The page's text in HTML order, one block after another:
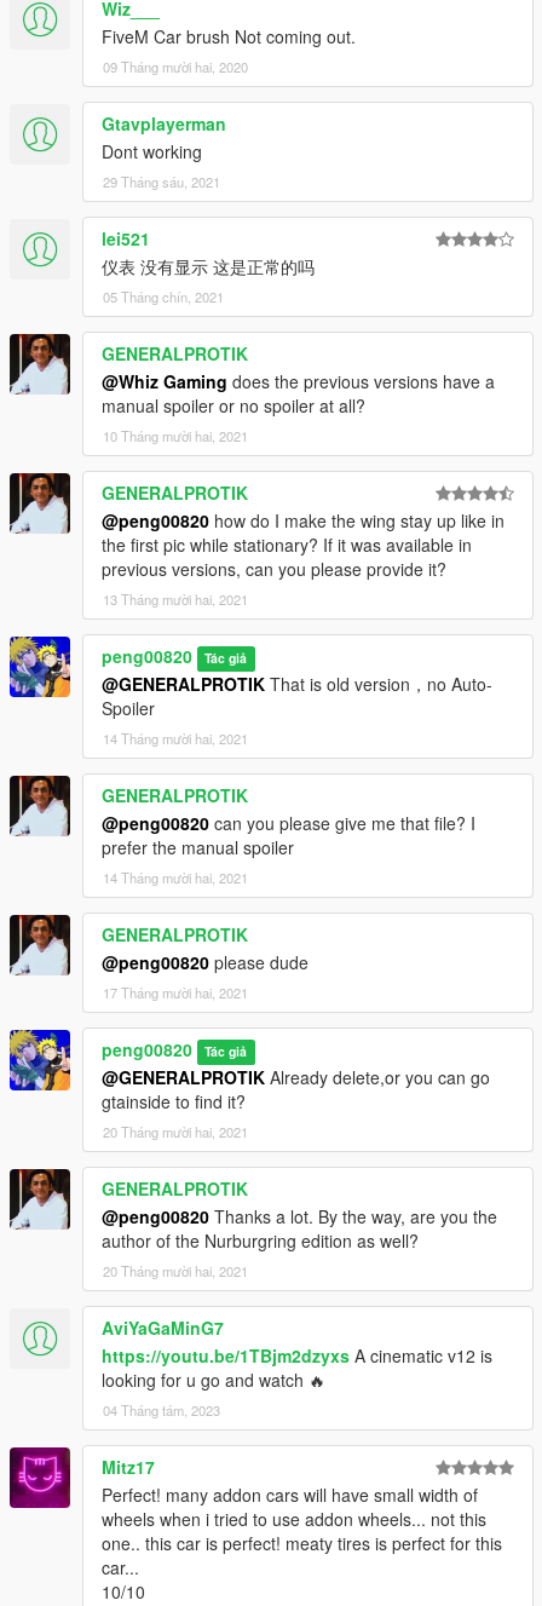
Wiz___
FiveM Car brush Not coming out.
09 Tháng mười hai, 2020
Gtavplayerman
Dont working
29 Tháng sáu, 2021
lei521
仪表 没有显示 这是正常的吗
05 Tháng chín, 2021
GENERALPROTIK
@Whiz Gaming does the previous versions have a
manual spoiler or no spoiler at all?
10 Tháng mười hai, 2021
GENERALPROTIK
@peng00820 how do I make the wing stay up like in
the first pic while stationary? If it was available in
previous versions, can you please provide it?
13 Tháng mười hai, 2021
peng00820 Tác giả
@GENERALPROTIK That is old version，no Auto-
Spoiler
14 Tháng mười hai, 2021
GENERALPROTIK
@peng00820 can you please give me that file? I
prefer the manual spoiler
14 Tháng mười hai, 2021
GENERALPROTIK
@peng00820 please dude
17 Tháng mười hai, 2021
peng00820 Tác giả
@GENERALPROTIK Already delete,or you can go
gtainside to find it?
20 Tháng mười hai, 2021
GENERALPROTIK
@peng00820 Thanks a lot. By the way, are you the
author of the Nurburgring edition as well?
20 Tháng mười hai, 2021
AviYaGaMinG7
https://youtu.be/1TBjm2dzyxs A cinematic v12 is
looking for u go and watch 🔥
04 Tháng tám, 2023
Mitz17
Perfect! many addon cars will have small width of
wheels when i tried to use addon wheels... not this
one.. this car is perfect! meaty tires is perfect for this
car...
10/10